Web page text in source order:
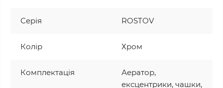
Серія ROSTOV
Колір Хром
Комплектація
Аератор,
ексцентрики, чашки,